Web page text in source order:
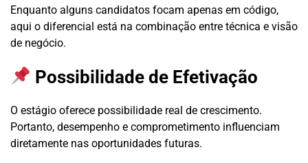
Enquanto alguns candidatos focam apenas em código,
aqui o diferencial está na combinação entre técnica e visão
de negócio.
Possibilidade de Efetivação
O estágio oferece possibilidade real de crescimento.
Portanto, desempenho e comprometimento influenciam
diretamente nas oportunidades futuras.